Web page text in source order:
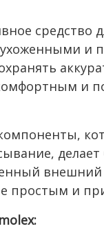
средство
и
и
простым и